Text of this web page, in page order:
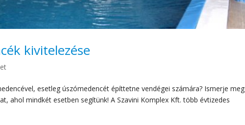
kivitelezése
esetleg úszómedencét építtetne vendégei számára? Ismerje meg
ahol mindkét esetben segítünk! A Szavini Komplex Kft. több évtizedes